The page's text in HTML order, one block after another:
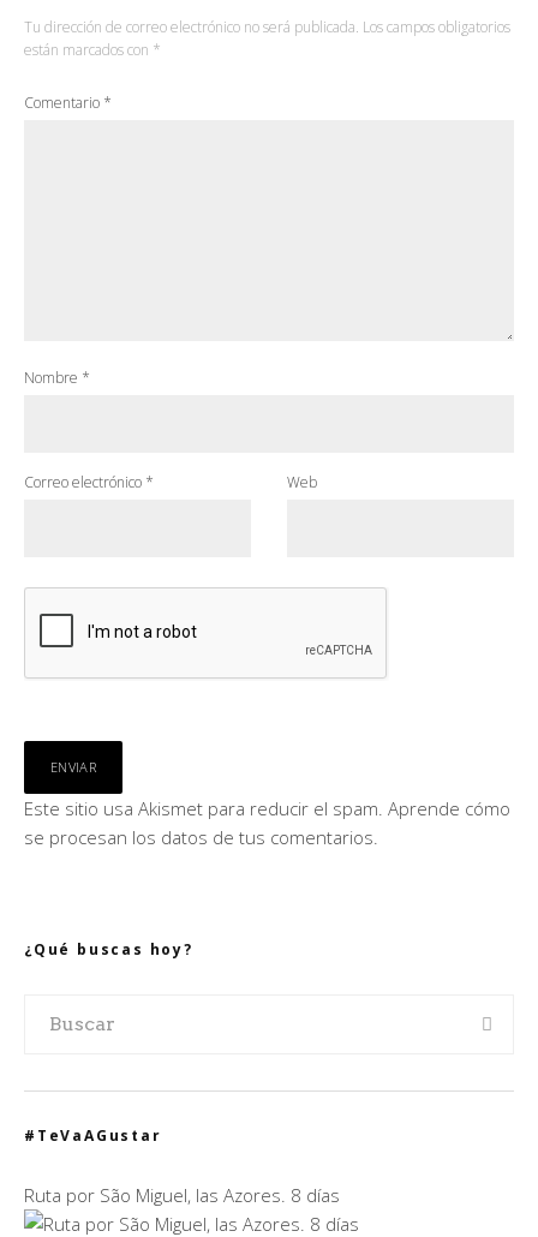
Tu dirección de correo electrónico no será publicada. Los campos obligatorios
están marcados con *
Comentario *
Nombre *
Correo electrónico * Web
Este sitio usa Akismet para reducir el spam. Aprende cómo
se procesan los datos de tus comentarios.
¿Qué buscas hoy?
#TeVaAGustar
Ruta por São Miguel, las Azores. 8 días